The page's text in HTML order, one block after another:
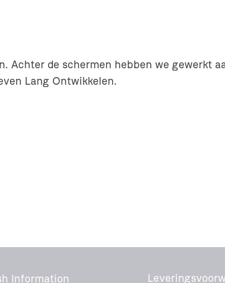
Achter de schermen hebben we gewerkt
Lang Ontwikkelen.
Information